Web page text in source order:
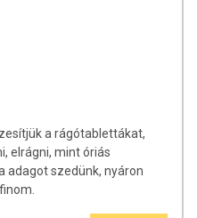
frissítjük, törekszünk arra,
szereplő adatok (beleértve a
allergén információkat is) csak
eltérhetnek az élelmiszerek
információkat a termékek
levő európai uniós szabályozás
amelyek a hagyományos étrend
a rágótablettákat,
elrágni, mint óriás
adagot szedünk, nyáron